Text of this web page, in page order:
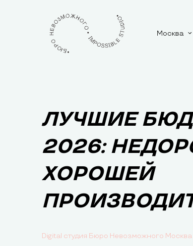
Москва
ЛУЧШИЕ
2026:
ХОРОШЕЙ
Digital студия Бюро Невозможного Москва